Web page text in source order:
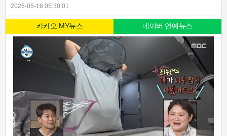
2026-05-16 05:30:01
카카오 MY뉴스 네이버 연예뉴스